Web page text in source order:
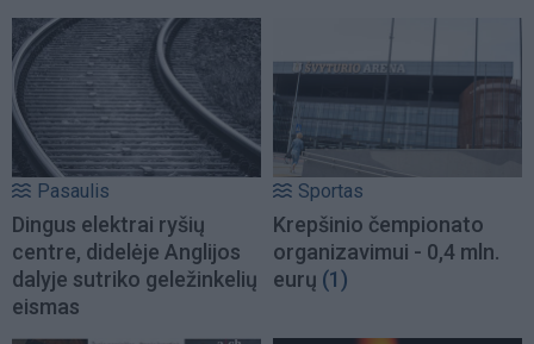
Pasaulis
Dingus elektrai ryšių
centre, didelėje Anglijos
dalyje sutriko geležinkelių
eismas
Sportas
Krepšinio čempionato
organizavimui - 0,4 mln.
eurų (1)